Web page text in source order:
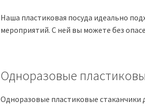
Наша пластиковая посуда идеально
мероприятий. С ней вы можете без
Одноразовые
Одноразовые пластиковые